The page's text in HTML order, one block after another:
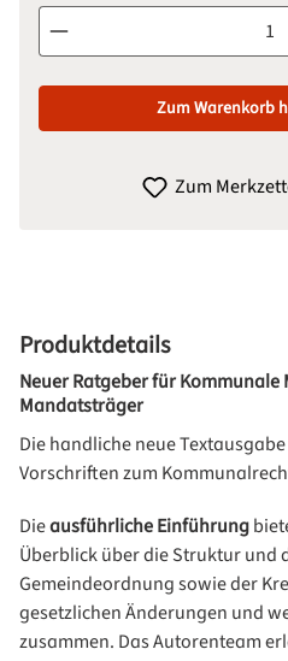
Produkt Anzahl: Gib den
Zum Warenkorb
Zum
Produktdetails
Neuer Ratgeber für
Mandatsträger
Die handliche neue
Vorschriften zum
Dieausführliche Einführung
Überblick über die Struktur und
Gemeindeordnung sowie der
gesetzlichen Änderungen und
zusammen. Das Autorenteam